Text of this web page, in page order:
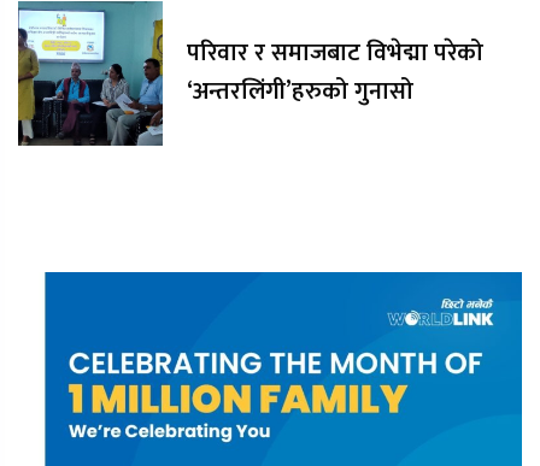
परिवार र समाजबाट विभेद्मा परेको
‘अन्तरलिंगी’हरुको गुनासो